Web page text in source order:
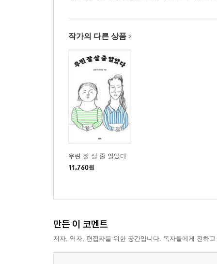
작가의 다른 상품
우린 잘 살 줄 알았다
11,760원
만든 이 코멘트
저자, 역자, 편집자를 위한 공간입니다. 독자들에게 전하